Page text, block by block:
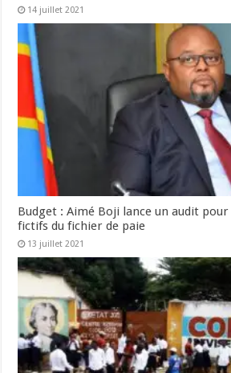
14 juillet 2021
Budget : Aimé Boji lance un audit
fictifs du fichier de paie
13 juillet 2021